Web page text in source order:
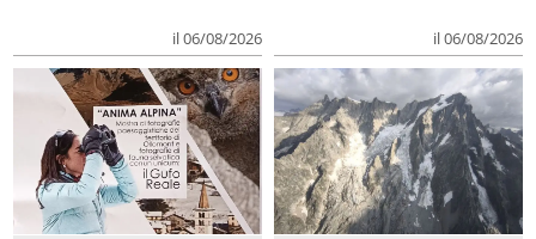
il 06/08/2026 il 06/08/2026